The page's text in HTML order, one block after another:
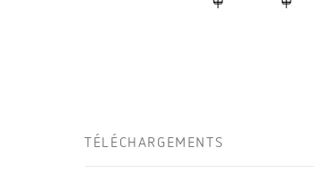
TÉLÉCHARGEMENTS